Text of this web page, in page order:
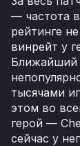
— частота
рейтинге
винрейт у
Ближайший
тысячами
этом во
герой —
сейчас у